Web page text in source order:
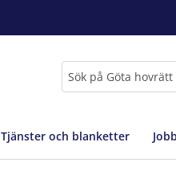
Tjänster och blanketter